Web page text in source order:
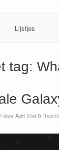
Lijstjes
tag:
doorAdri Met0